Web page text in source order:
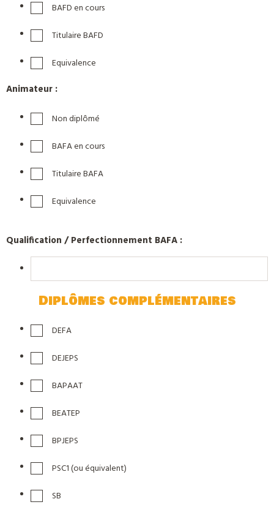
BAFD en cours
Titulaire BAFD
Equivalence
Animateur :
Non diplômé
BAFA en cours
Titulaire BAFA
Equivalence
Qualification / Perfectionnement BAFA :
Diplômes complémentaires
DEFA
DEJEPS
BAPAAT
BEATEP
BPJEPS
PSC1 (ou équivalent)
SB